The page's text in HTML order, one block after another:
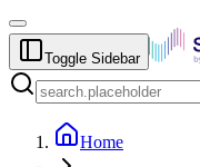
Toggle Sidebar
Home